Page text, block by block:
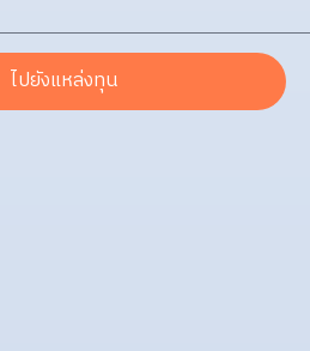
ไปยังแหล่งทุน